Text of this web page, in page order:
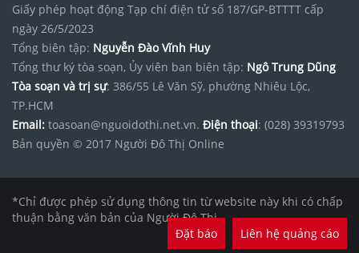
Giấy phép hoạt động Tạp chí điện tử số 187/GP-BTTTT cấp
ngày 26/5/2023
Tổng biên tập: Nguyễn Đào Vĩnh Huy
Tổng thư ký tòa soạn, Ủy viên ban biên tập: Ngô Trung Dũng
Tòa soạn và trị sự: 386/55 Lê Văn Sỹ, phường Nhiêu Lộc,
TP.HCM
Email: toasoan@nguoidothi.net.vn. Điện thoại: (028) 39319793
Bản quyền © 2017 Người Đô Thị Online
*Chỉ được phép sử dụng thông tin từ website này khi có chấp
thuận bằng văn bản của Người Đô Thị.
Đặt báo
Liên hệ quảng cáo